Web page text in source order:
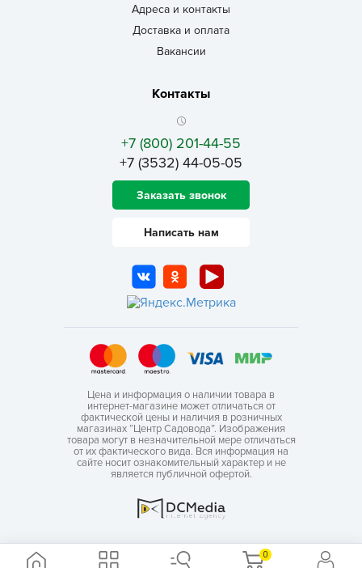
0
Адреса и контакты
Доставка и оплата
Вакансии
Контакты
+7 (800) 201-44-55
+7 (3532) 44-05-05
Заказать звонок
Написать нам
Цена и информация о наличии товара в
интернет-магазине может отличаться от
фактической цены и наличия в розничных
магазинах “Центр Садовода”. Изображения
товара могут в незначительной мере отличаться
от их фактического вида. Вся информация на
сайте носит ознакомительный характер и не
является публичной офертой.